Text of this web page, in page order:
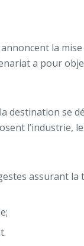
la
a pour
destination se
l’industrie,
assurant